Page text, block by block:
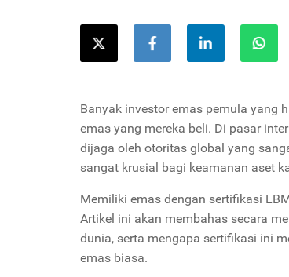
Banyak investor emas pemula yang
emas yang mereka beli. Di pasar
dijaga oleh otoritas global yang
sangat krusial bagi keamanan aset
Memiliki emas dengan sertifikasi
Artikel ini akan membahas secara
dunia, serta mengapa sertifikasi ini
emas biasa.